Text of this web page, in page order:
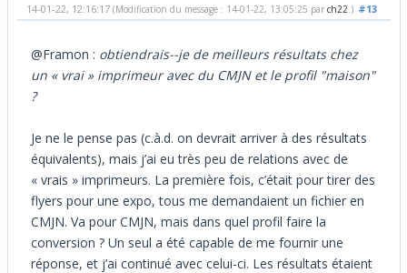
#13
14-01-22, 12:16:17 (Modification du message : 14-01-22, 13:05:25 par ch22 .)
@Framon : obtiendrais--je de meilleurs résultats chez
un « vrai » imprimeur avec du CMJN et le profil "maison"
?
Je ne le pense pas (c.à.d. on devrait arriver à des résultats
équivalents), mais j’ai eu très peu de relations avec de
« vrais » imprimeurs. La première fois, c’était pour tirer des
flyers pour une expo, tous me demandaient un fichier en
CMJN. Va pour CMJN, mais dans quel profil faire la
conversion ? Un seul a été capable de me fournir une
réponse, et j’ai continué avec celui-ci. Les résultats étaient